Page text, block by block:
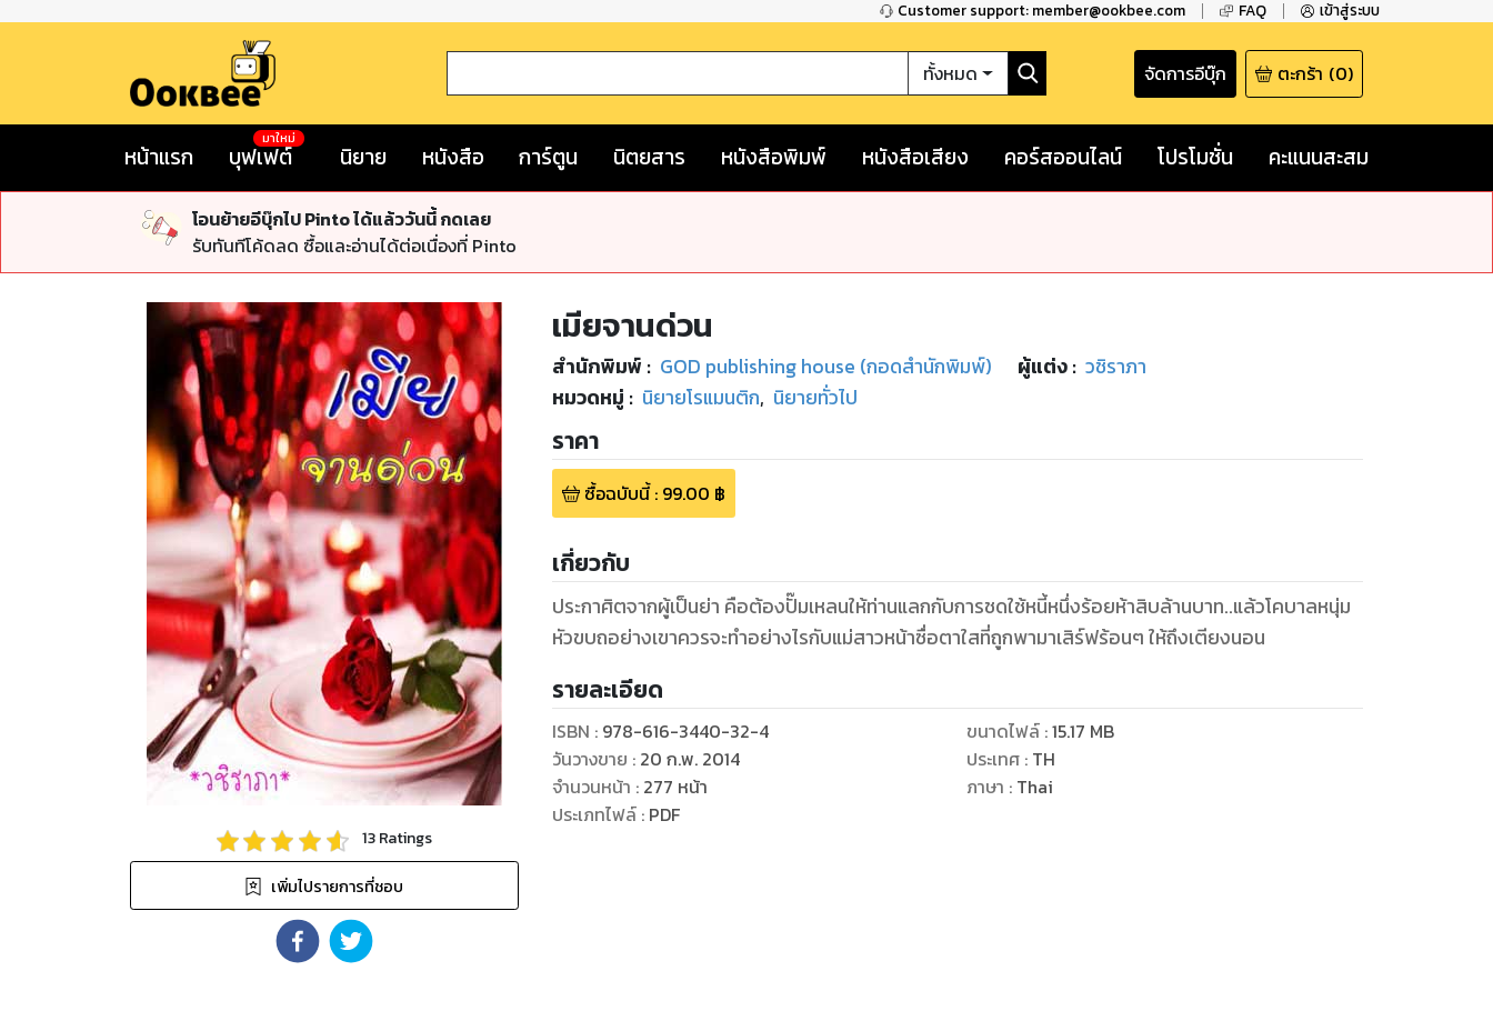
Customer support: member@ookbee.com FAQ เข้าสู่ระบบ
ทั้งหมด จัดการอีบุ๊ก ตะกร้า (0)
หน้าแรก บุฟเฟต์
มาใหม่
นิยาย หนังสือ การ์ตูน นิตยสาร หนังสือพิมพ์ หนังสือเสียง คอร์สออนไลน์ โปรโมชั่น คะแนนสะสม
โอนย้ายอีบุ๊กไป Pinto ได้แล้ววันนี้ กดเลย
รับทันทีโค้ดลด ซื้อและอ่านได้ต่อเนื่องที่ Pinto
13Ratings
เพิ่มไปรายการที่ชอบ
เมียจานด่วน
สำนักพิมพ์ : GOD publishing house (กอดสำนักพิมพ์) ผู้แต่ง : วชิราภา
หมวดหมู่ : นิยายโรแมนติก, นิยายทั่วไป
ราคา
ซื้อฉบับนี้: 99.00 ฿
เกี่ยวกับ
ประกาศิตจากผู้เป็นย่า คือต้องปั๊มเหลนให้ท่านแลกกับการชดใช้หนี้หนึ่งร้อยห้าสิบล้านบาท..แล้วโคบาลหนุ่ม
หัวขบถอย่างเขาควรจะทำอย่างไรกับแม่สาวหน้าซื่อตาใสที่ถูกพามาเสิร์ฟร้อนๆ ให้ถึงเตียงนอน
รายละเอียด
ISBN : 978-616-3440-32-4
วันวางขาย : 20 ก.พ. 2014
จำนวนหน้า : 277 หน้า
ประเภทไฟล์: PDF
ขนาดไฟล์:15.17 MB
ประเทศ : TH
ภาษา : Thai